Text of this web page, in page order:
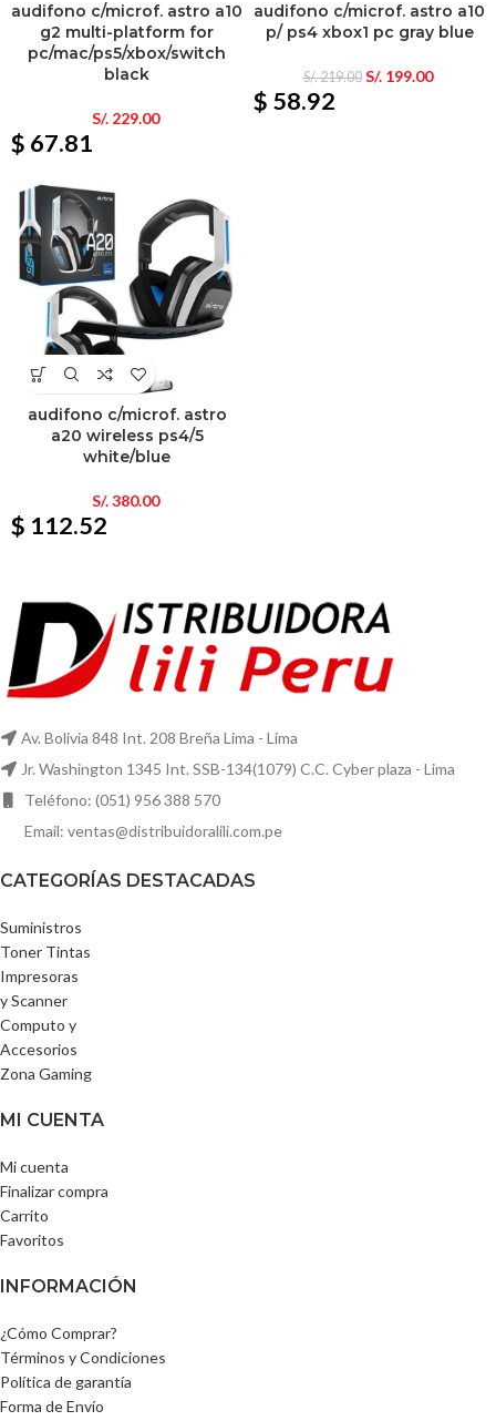
audifono c/microf. astro a10
g2 multi-platform for
pc/mac/ps5/xbox/switch
black
S/.229.00
$ 67.81
audifono c/microf. astro a10
p/ ps4 xbox1 pc gray blue
S/.219.00 S/.199.00
$ 58.92
audifono c/microf. astro
a20 wireless ps4/5
white/blue
S/.380.00
$ 112.52
Av. Bolivia 848 Int. 208 Breña Lima - Lima
Jr. Washington 1345 Int. SSB-134(1079) C.C. Cyber plaza - Lima
Teléfono: (051) 956 388 570
Email: ventas@distribuidoralili.com.pe
CATEGORÍAS DESTACADAS
Suministros
Toner Tintas
Impresoras
y Scanner
Computo y
Accesorios
Zona Gaming
MI CUENTA
Mi cuenta
Finalizar compra
Carrito
Favoritos
INFORMACIÓN
¿Cómo Comprar?
Términos y Condiciones
Política de garantía
Forma de Envío